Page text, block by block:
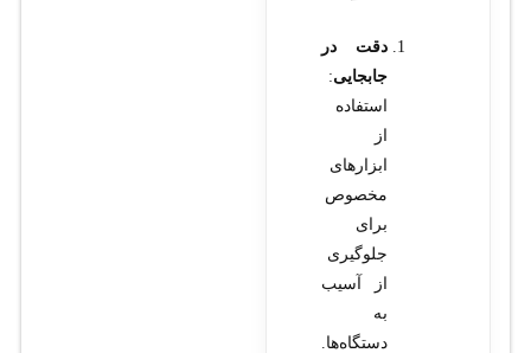
دقت در
جابجایی:
استفاده
از
ابزارهای
مخصوص
برای
جلوگیری
از آسیب
به
دستگاه‌ها.